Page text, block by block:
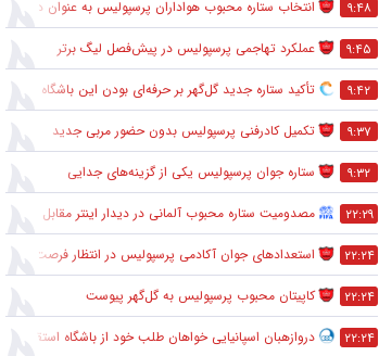
۹:۴۸ انتخاب ستاره محبوب هواداران پرسپولیس به عنوان دستیار بهادر عبدی
۹:۴۵ عملکرد تهاجمی پرسپولیس در پیش‌فصل لیگ برتر
۹:۴۲ تأکید ستاره جدید گل‌گهر بر حرفه‌ای بودن این باشگاه
۹:۳۷ تکمیل کادرفنی پرسپولیس بدون حضور مربی جدید
۹:۳۲ ستاره جوان پرسپولیس یکی از گزینه‌های جدایی
۲۲:۲۹ مصدومیت ستاره محبوب آلمانی در دیدار اینتر مقابل میلان
۲۲:۲۴ استعدادهای جوان آکادمی پرسپولیس در انتظار فرصت در ترکیب اصلی
۲۲:۲۴ کاپیتان محبوب پرسپولیس به گل‌گهر پیوست
۲۲:۲۴ دروازهبان اسپانیایی خواهان طلب خود از باشگاه استقلال شد